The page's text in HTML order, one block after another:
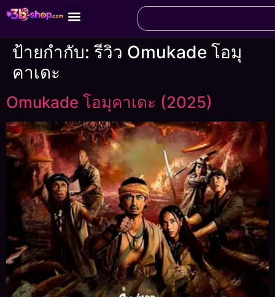
ป้ายกำกับ:รีวิว Omukade โอมุ
คาเดะ
Omukade โอมุคาเดะ (2025)